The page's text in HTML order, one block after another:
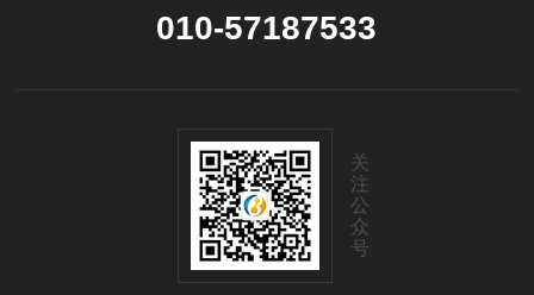
010-57187533
关
注
公
众
号